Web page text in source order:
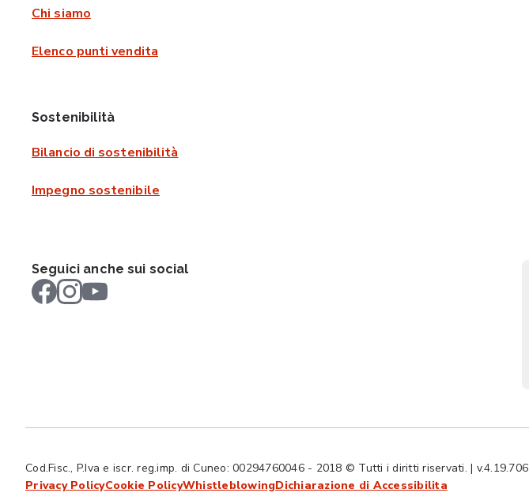
Chi siamo
Elenco punti vendita
Sostenibilità
Bilancio di sostenibilità
Impegno sostenibile
Seguici anche sui social
Cod.Fisc., P.Iva e iscr. reg.imp. di Cuneo: 00294760046 - 2018 © Tutti i diritti riservati. | v.4.19.706
Privacy PolicyCookie PolicyWhistleblowingDichiarazione di Accessibilita